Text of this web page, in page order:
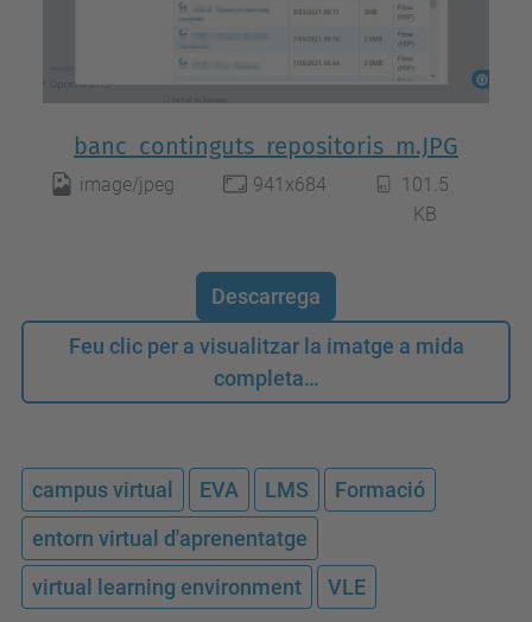
banc_continguts_repositoris_m.JPG
image/jpeg 941x684
101.5
KB
Descarrega
Feu clic per a visualitzar la imatge a mida
completa…
campus virtual EVA LMS
Formació
entorn virtual d'aprenentatge
virtual learning environment
VLE